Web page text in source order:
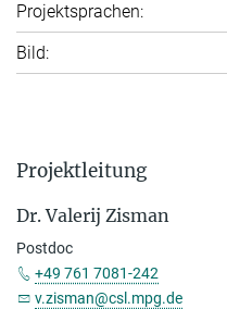
Projektsprachen:
Bild:
Projektleitung
Dr. Valerij Zisman
Postdoc
+49 761 7081-242
v.zisman@csl.mpg.de